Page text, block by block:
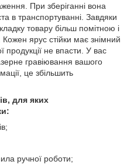
При зберіганні вона
в транспортуванні. Завдяки
товару більш помітною і
ярус стійки має знімний
продукції не впасти. У вас
гравіювання вашого
це збільшить
для яких
ручної роботи;